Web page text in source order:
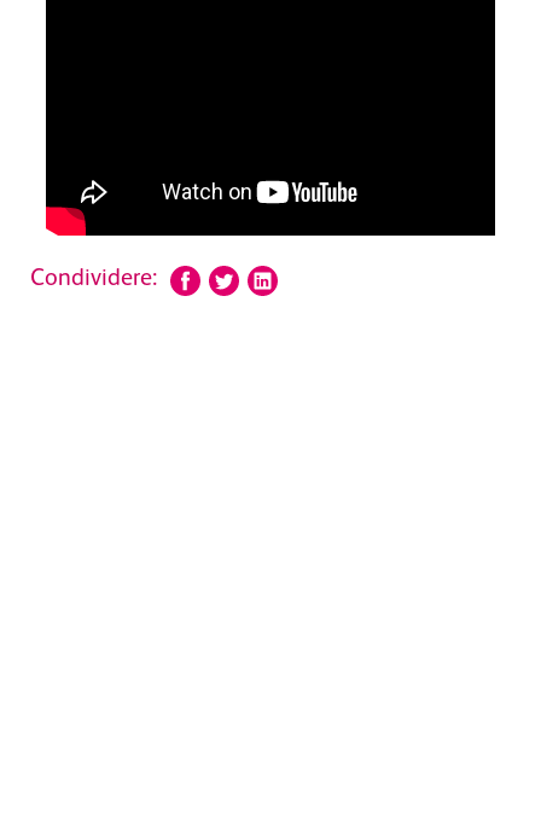
Condividere: